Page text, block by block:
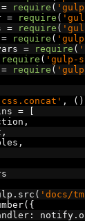
= require (
= require (
= require (
= require (
= require (
require ( 'gulp-
= require (
, ()
=
[
,
,
,
. src ( 'docs/
({
: notify .